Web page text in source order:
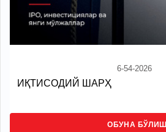
6-54-2026
ИҚТИСОДИЙ ШАРҲ
ОБУНА БЎЛИШ